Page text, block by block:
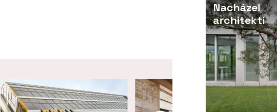
Nacházel
architekti